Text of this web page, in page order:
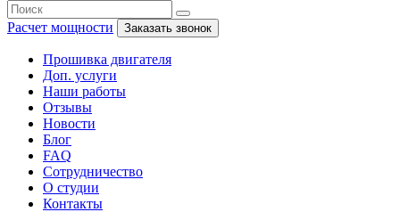
Расчет мощности Заказать звонок
Прошивка двигателя
Доп. услуги
Наши работы
Отзывы
Новости
Блог
FAQ
Сотрудничество
О студии
Контакты